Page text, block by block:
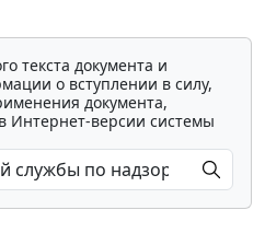
текста документа и
о вступлении в силу,
документа,
Интернет-версии системы